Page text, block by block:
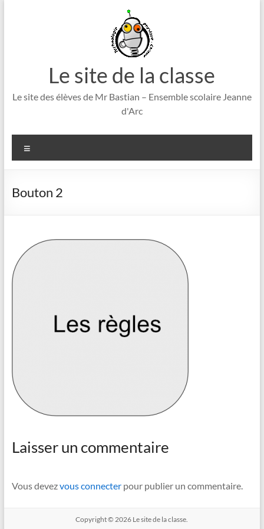
Le site de la classe
Le site des élèves de Mr Bastian – Ensemble scolaire Jeanne
d'Arc
Bouton 2
Laisser un commentaire
Vous devezvous connecterpour publier un commentaire.
Copyright © 2026 Le site de la classe.